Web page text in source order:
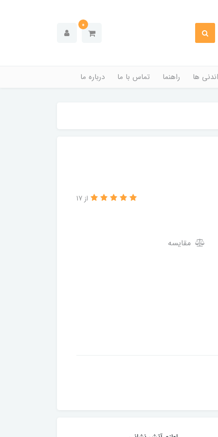
0
ها راهنما تماس با ما درباره ما
از 17
مقایسه